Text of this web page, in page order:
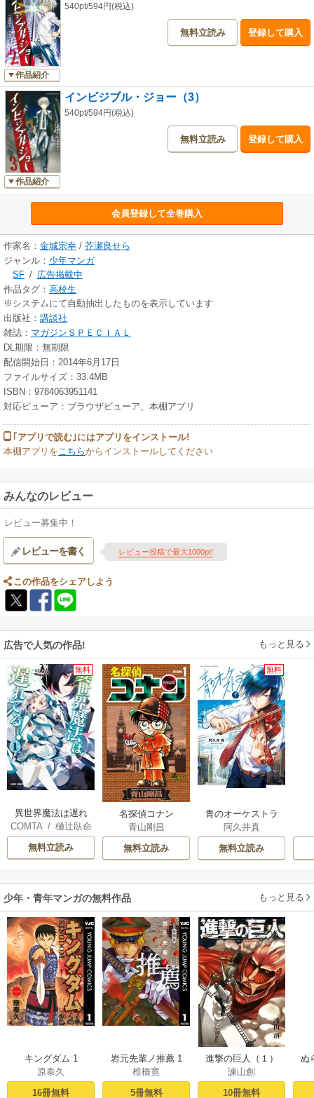
作品紹介
540pt/594円(税込)
無料立読み 登録して購入
作品紹介
インビジブル・ジョー（3）
540pt/594円(税込)
無料立読み 登録して購入
会員登録して全巻購入
作家名： 金城宗幸 / 芥瀬良せら
ジャンル： 少年マンガ
SF / 広告掲載中
作品タグ： 高校生
※システムにて自動抽出したものを表示しています
出版社： 講談社
雑誌： マガジンＳＰＥＣＩＡＬ
DL期限：無期限
配信開始日：2014年6月17日
ファイルサイズ：33.4MB
ISBN：9784063951141
対応ビューア：ブラウザビューア、本棚アプリ
｢アプリで読む｣にはアプリをインストール!
本棚アプリを こちらからインストールしてください
みんなのレビュー
レビュー募集中！
レビューを書く レビュー投稿で最大1000pt!
この作品をシェアしよう
広告で人気の作品! もっと見る
無料
異世界魔法は遅れ
てる！
COMTA/ 樋辻臥命
無料立読み
名探偵コナン
青山剛昌
無料立読み
無料
青のオーケストラ
阿久井真
無料立読み
少年・青年マンガの無料作品 もっと見る
キングダム 1
原泰久
16冊無料
岩元先輩ノ推薦 1
椎橋寛
5冊無料
進撃の巨人（１）
諫山創
10冊無料
ぬ